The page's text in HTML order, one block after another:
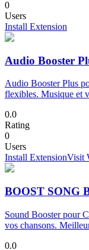
0
Users
Install Extension
Audio Booster
Audio Booster Plus
flexibles. Musique et
0.0
Rating
0
Users
Install ExtensionVisit
BOOST SONG
Sound Booster pour
vos chansons.
0.0